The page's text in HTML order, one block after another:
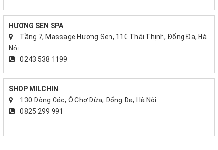
HƯƠNG SEN SPA
Tầng 7, Massage Hương Sen, 110 Thái Thịnh, Đống Đa, Hà
Nội
0243 538 1199
SHOP MILCHIN
130 Đông Các, Ô Chợ Dừa, Đống Đa, Hà Nội
0825 299 991